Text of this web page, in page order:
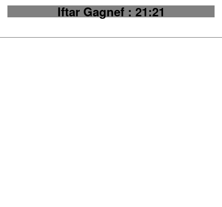
Iftar Gagnef: 21:21